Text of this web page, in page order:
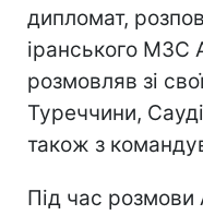
дипломат,
іранського МЗС
розмовляв зі
Туреччини,
також з
Під час розмови